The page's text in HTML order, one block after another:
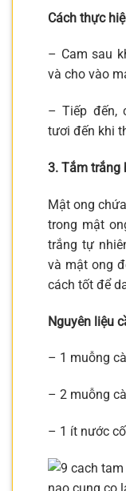
Cách thực
– Cam sau
và cho vào
– Tiếp đến,
tươi đến khi
3. Tắm trắng
Mật ong
trong mật
trắng tự
và mật ong
cách tốt để
Nguyên liệu
– 1 muỗng
– 2 muỗng
– 1 ít nước